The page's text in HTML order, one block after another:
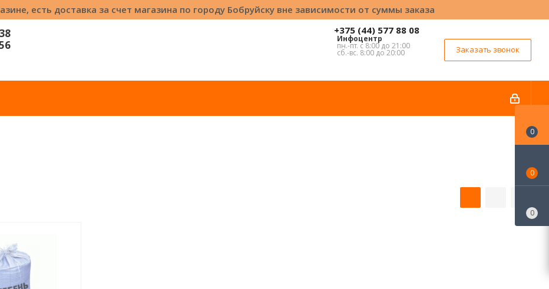
есть доставка за счет магазина по городу Бобруйску вне зависимости от суммы заказа
+375 (44) 577 88 08
Инфоцентр
пн.-пт. с 8:00 до 21:00
сб.-вс. 8:00 до 20:00 Заказать звонок
0
0
0